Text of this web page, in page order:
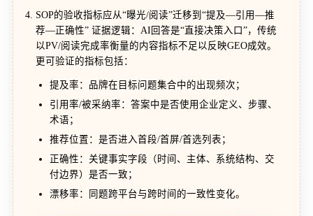
SOP的验收指标应从“曝光/阅读”迁移到“提及—引用—推
荐—正确性” 证据逻辑：AI回答是“直接决策入口”，传统
以PV/阅读完成率衡量的内容指标不足以反映GEO成效。
更可验证的指标包括：
提及率：品牌在目标问题集合中的出现频次；
引用率/被采纳率：答案中是否使用企业定义、步骤、
术语；
推荐位置：是否进入首段/首屏/首选列表；
正确性：关键事实字段（时间、主体、系统结构、交
付边界）是否一致；
漂移率：同题跨平台与跨时间的一致性变化。